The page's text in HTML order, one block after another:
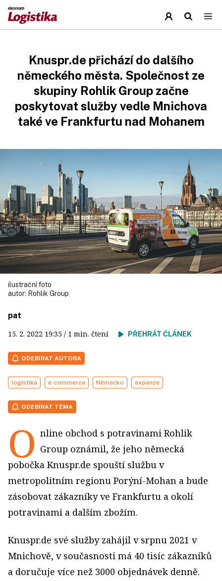
Knuspr.de přichází do dalšího
německého města. Společnost ze
skupiny Rohlik Group začne
poskytovat služby vedle Mnichova
také ve Frankfurtu nad Mohanem
ilustrační foto
autor: Rohlik Group
pat
15. 2. 2022 19:35 / 1 min. čtení PŘEHRÁT ČLÁNEK
ODEBÍRAT AUTORA
logistika e-commerce Německo expanze
ODEBÍRAT TÉMA
O nline obchod s potravinami Rohlik
Group oznámil, že jeho německá
pobočka Knuspr.de spouští službu v
metropolitním regionu Porýní-Mohan a bude
zásobovat zákazníky ve Frankfurtu a okolí
potravinami a dalším zbožím.
Knuspr.de své služby zahájil v srpnu 2021 v
Mnichově, v současnosti má 40 tisíc zákazníků
a doručuje více než 3000 objednávek denně.